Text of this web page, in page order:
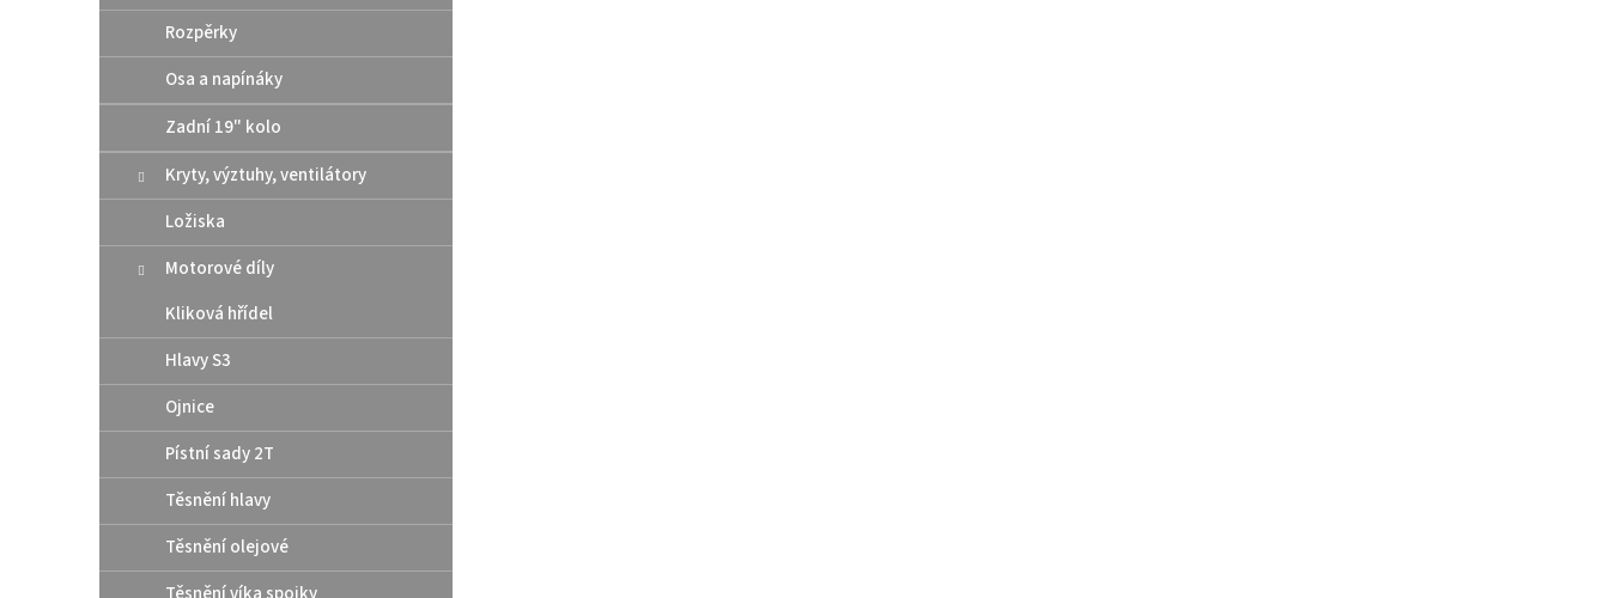
Rozpěrky
Osa a napínáky
Zadní 19" kolo
Kryty, výztuhy, ventilátory
Ložiska
Motorové díly
Kliková hřídel
Hlavy S3
Ojnice
Pístní sady 2T
Těsnění hlavy
Těsnění olejové